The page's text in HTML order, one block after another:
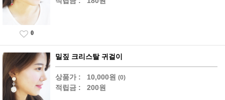
0
밀짚 크리스탈 귀걸이
상품가 : 10,000원 (0)
적립금 : 200원